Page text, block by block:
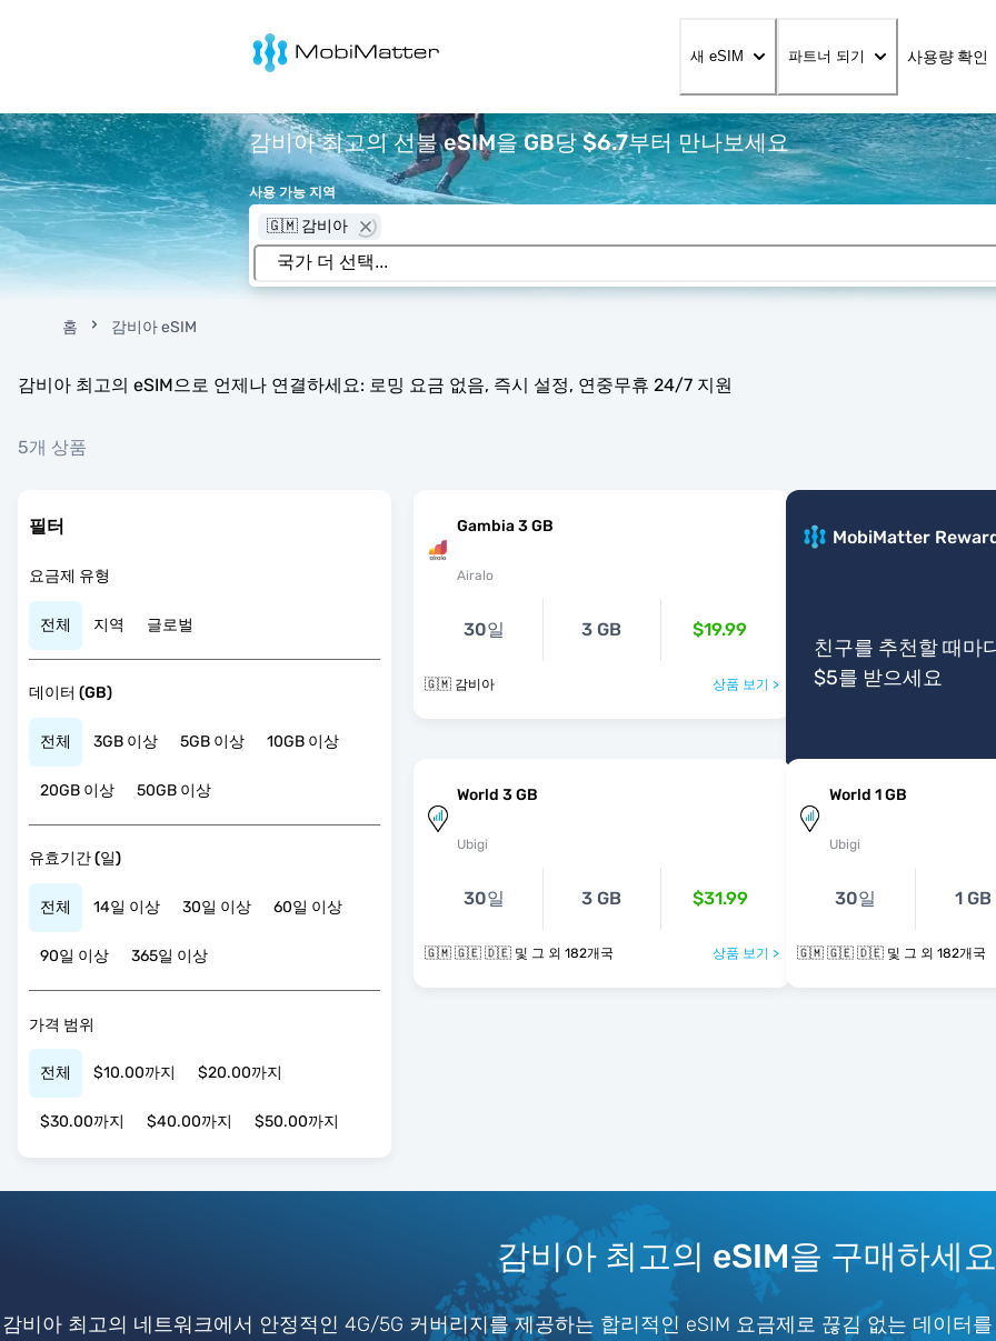
MobiMatter
새 eSIM 파트너 되기 사용량 확인
감비아 최고의 선불 eSIM을 GB당 $6.7부터 만나보세요
사용 가능 지역
🇬🇲 감비아
홈 감비아 eSIM
감비아 최고의 eSIM으로 언제나 연결하세요: 로밍 요금 없음, 즉시 설정, 연중무휴 24/7 지원
5개 상품
필터
요금제 유형
전체 지역 글로벌
데이터 (GB)
전체 3GB 이상 5GB 이상 10GB 이상
20GB 이상 50GB 이상
유효기간 (일)
전체 14일 이상 30일 이상 60일 이상
90일 이상 365일 이상
가격 범위
전체 $10.00까지 $20.00까지
$30.00까지 $40.00까지 $50.00까지
Gambia 3 GB
Airalo
30일 3 GB $19.99
🇬🇲 감비아 상품 보기 >
MobiMatter
친구를 추천할 때마
$5를 받으세요
World 3 GB
Ubigi
30일 3 GB $31.99
🇬🇲 🇬🇪 🇩🇪 및 그 외 182개국 상품 보기 >
World 1 GB
Ubigi
30일 1 GB
🇬🇲 🇬🇪 🇩🇪 및 그 외 182개국
감비아 최고의 eSIM을 구매하세요
감비아 최고의 네트워크에서 안정적인 4G/5G 커버리지를 제공하는 합리적인 eSIM 요금제로 끊김 없는 데이터